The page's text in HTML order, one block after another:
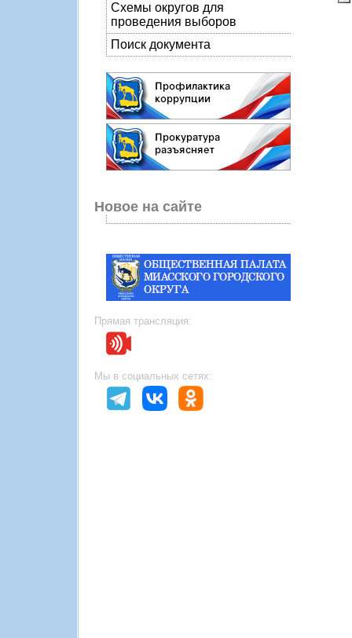
Схемы округов для
проведения выборов
Поиск документа
Новое на сайте
Прямая трансляция:
Мы в социальных сетях: